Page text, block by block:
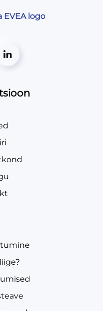
EVEA logo